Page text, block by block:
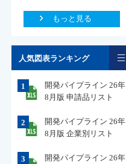
もっと見る
人気図表ランキング
1
開発パイプライン 26年
8月版 申請品リスト
2
開発パイプライン 26年
8月版 企業別リスト
3
開発パイプライン 26年